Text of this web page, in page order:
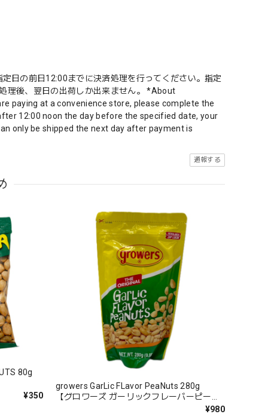
日の前日12:00までに決済処理を行ってください。指定
理後、翌日の出荷しか出来ません。 *About
paying at a convenience store, please complete the
12:00 noon the day before the specified date, your
only be shipped the next day after payment is
通報する
80g
¥350
growers GarLic FLavor PeaNuts 280g
【グロワーズ ガーリックフレーバーピーナ
¥980